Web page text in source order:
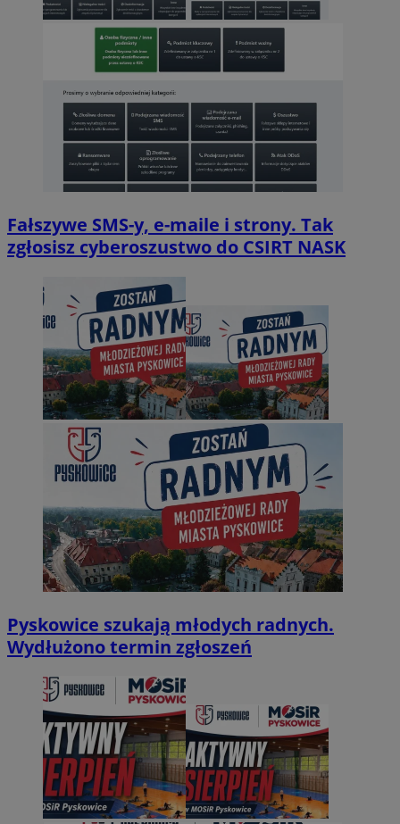
Fałszywe SMS-y, e-maile i strony. Tak
zgłosisz cyberoszustwo do CSIRT NASK
Pyskowice szukają młodych radnych.
Wydłużono termin zgłoszeń